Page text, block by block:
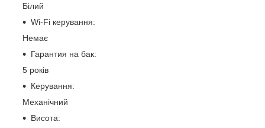
Білий
Wi-Fi керування:
Немає
Гарантия на бак:
5 років
Керування:
Механічний
Висота: